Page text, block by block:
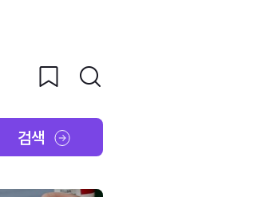
검색